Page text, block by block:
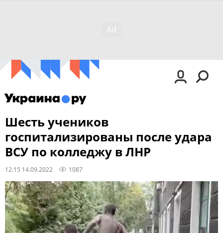
Шесть учеников
госпитализированы после удара
ВСУ по колледжу в ЛНР
12:15 14.09.2022 1087